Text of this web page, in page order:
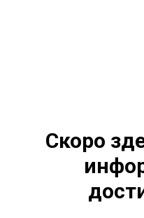
Скоро